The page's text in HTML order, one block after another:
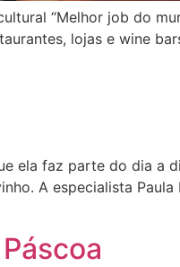
“Melhor job do
lojas e wine
ela faz parte do dia a
A especialista